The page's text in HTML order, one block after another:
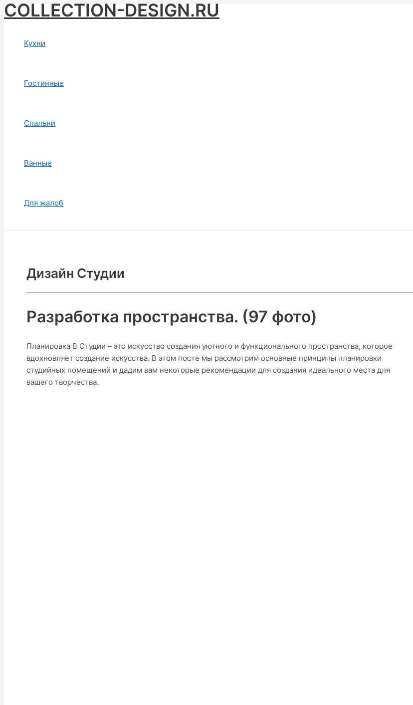
Skip
to
COLLECTION-DESIGN.RU
Кухни
Гостинные
Спальни
Ванные
Для жалоб
Дизайн Студии
Разработка пространства. (97 фото)
Планировка В Студии – это искусство создания уютного и функционального пространства, которое
вдохновляет создание искусства. В этом посте мы рассмотрим основные принципы планировки
студийных помещений и дадим вам некоторые рекомендации для создания идеального места для
вашего творчества.